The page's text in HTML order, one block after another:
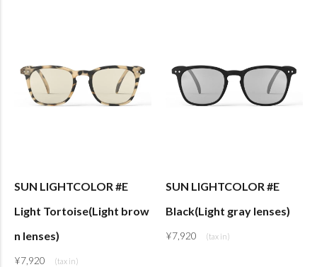
SUN LIGHTCOLOR #E
Light Tortoise(Light brow
n lenses)
¥7,920
SUN LIGHTCOLOR #E
Black(Light gray lenses)
¥7,920